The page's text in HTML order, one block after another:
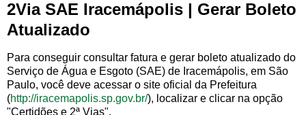
2Via SAE Iracemápolis | Gerar Boleto
Atualizado
Para conseguir consultar fatura e gerar boleto atualizado do
Serviço de Água e Esgoto (SAE) de Iracemápolis, em São
Paulo, você deve acessar o site oficial da Prefeitura
(http://iracemapolis.sp.gov.br/), localizar e clicar na opção
"Certidões e 2ª Vias".